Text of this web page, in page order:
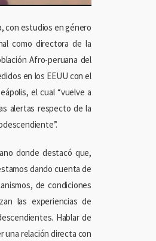
con estudios en género
como directora de la
Afro-peruana del
en los EEUU con el
el cual “vuelve a
alertas respecto de la
donde destacó que,
dando cuenta de
de condiciones
las experiencias de
Hablar de
una relación directa con